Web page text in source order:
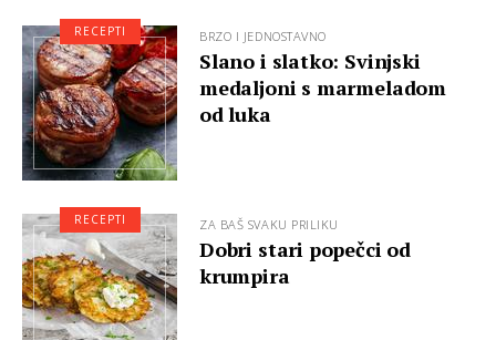
BRZO I JEDNOSTAVNO
Slano i slatko: Svinjski
medaljoni s marmeladom
od luka
RECEPTI
ZA BAŠ SVAKU PRILIKU
Dobri stari popečci od
krumpira
RECEPTI